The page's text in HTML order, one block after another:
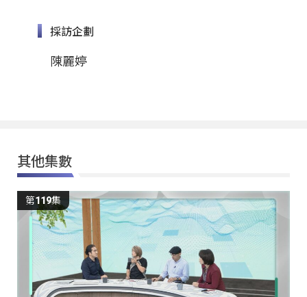
採訪企劃
陳麗婷
其他集數
第119集